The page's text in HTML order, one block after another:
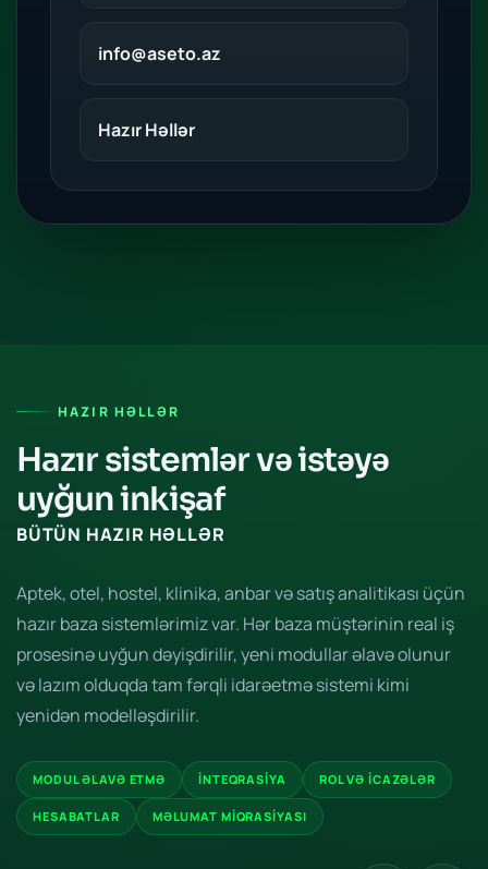
info@aseto.az
Hazır Həllər
HAZIR HƏLLƏR
Hazır sistemlər və istəyə
uyğun inkişaf
BÜTÜN HAZIR HƏLLƏR
Aptek, otel, hostel, klinika, anbar və satış analitikası üçün
hazır baza sistemlərimiz var. Hər baza müştərinin real iş
prosesinə uyğun dəyişdirilir, yeni modullar əlavə olunur
və lazım olduqda tam fərqli idarəetmə sistemi kimi
yenidən modelləşdirilir.
MODUL ƏLAVƏ ETMƏ İNTEQRASIYA ROL VƏ ICAZƏLƏR
HESABATLAR MƏLUMAT MIQRASIYASI